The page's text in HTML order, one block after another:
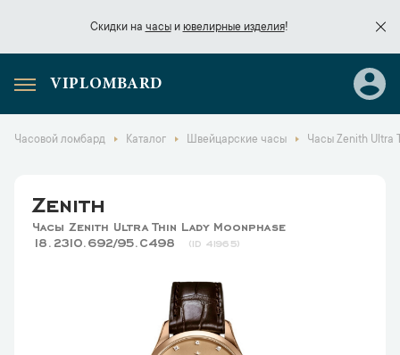
Скидки на часыи ювелирные изделия!
Скидки начасы
VIPLOMBARD
Часовой ломбард Каталог Швейцарские часы Часы Zenith Ultra
Zenith
Часы Zenith Ultra Thin Lady Moonphase
18.2310.692/95.C498
41965